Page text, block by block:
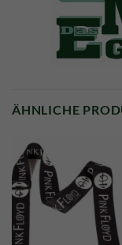
ÄHNLICHE